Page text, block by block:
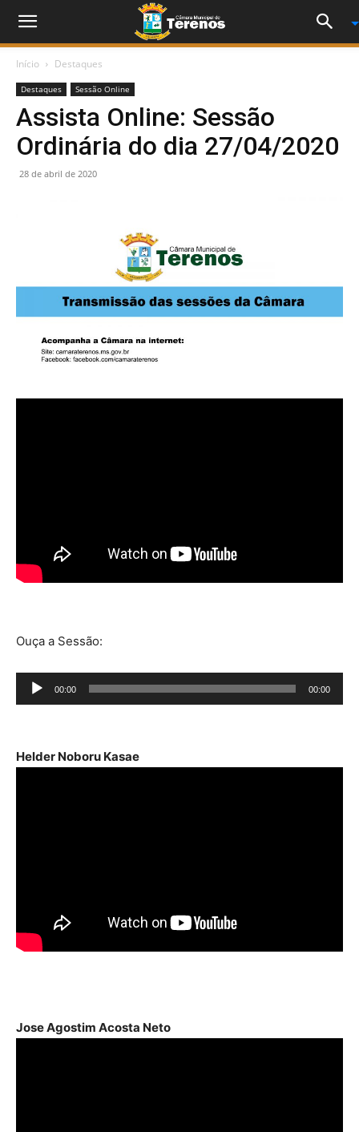
Início Destaques
Destaques Sessão Online
Assista Online: Sessão
Ordinária do dia 27/04/2020
28 de abril de 2020
Ouça a Sessão:
Tocador
de
00:00 00:00
Helder Noboru Kasae
Jose Agostim Acosta Neto